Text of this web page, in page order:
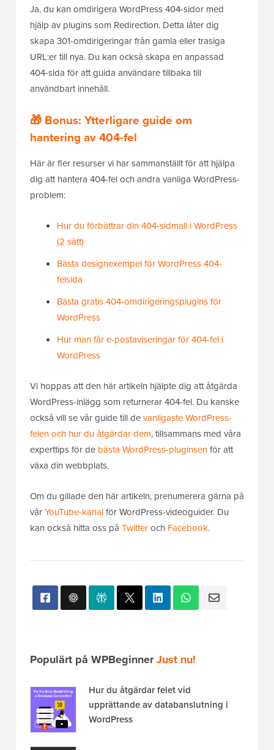
Ja, du kan omdirigera WordPress 404-sidor med
hjälp av plugins som Redirection. Detta låter dig
skapa 301-omdirigeringar från gamla eller trasiga
URL:er till nya. Du kan också skapa en anpassad
404-sida för att guida användare tillbaka till
användbart innehåll.
🎁 Bonus: Ytterligare guide om
hantering av 404-fel
Här är fler resurser vi har sammanställt för att hjälpa
dig att hantera 404-fel och andra vanliga WordPress-
problem:
Hur du förbättrar din 404-sidmall i WordPress
(2 sätt)
Bästa designexempel för WordPress 404-
felsida
Bästa gratis 404-omdirigeringsplugins för
WordPress
Hur man får e-postaviseringar för 404-fel i
WordPress
Vi hoppas att den här artikeln hjälpte dig att åtgärda
WordPress-inlägg som returnerar 404-fel. Du kanske
också vill se vår guide till devanligaste WordPress-
felen och hur du åtgärdar dem, tillsammans med våra
experttips för de bästa WordPress-pluginsenför att
växa din webbplats.
Om du gillade den här artikeln, prenumerera gärna på
vårYouTube-kanalför WordPress-videoguider. Du
kan också hitta oss på Twitteroch Facebook.
Populärt på WPBeginnerJust nu!
Hur du åtgärdar felet vid
upprättande av databanslutning i
WordPress